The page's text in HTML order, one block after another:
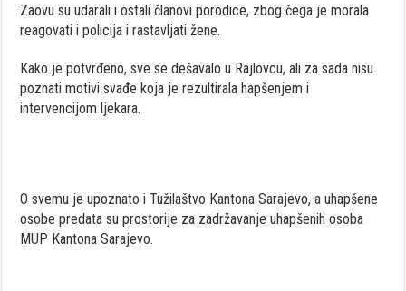
Zaovu su udarali i ostali članovi porodice, zbog čega je morala
reagovati i policija i rastavljati žene.
Kako je potvrđeno, sve se dešavalo u Rajlovcu, ali za sada nisu
poznati motivi svađe koja je rezultirala hapšenjem i
intervencijom ljekara.
O svemu je upoznato i Tužilaštvo Kantona Sarajevo, a uhapšene
osobe predata su prostorije za zadržavanje uhapšenih osoba
MUP Kantona Sarajevo.